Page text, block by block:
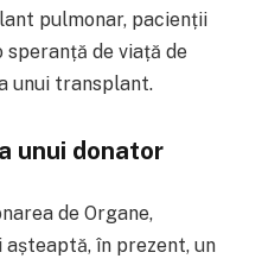
pulmonar, pacienții
speranță de viață de
unui transplant.
unui donator
de Organe,
în prezent, un